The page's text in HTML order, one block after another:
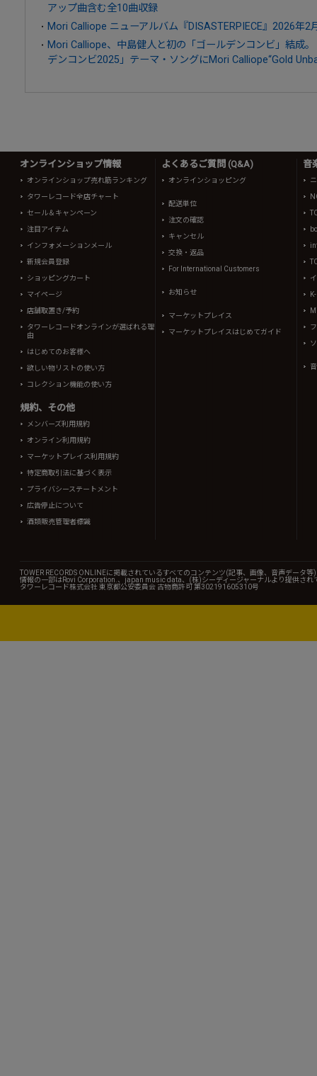
アップ曲含む全10曲収録
Mori Calliope ニューアルバム『DISASTERPIECE』2026年2
Mori Calliope、中島健人と初の「ゴールデンコンビ」結成
デンコンビ2025」テーマ・ソングにMori Calliope“Gold
オンラインショップ情報
オンラインショップ売れ筋ランキング
タワーレコード全店チャート
セール＆キャンペーン
注目アイテム
インフォメーションメール
新規会員登録
ショッピングカート
マイページ
店舗取置き/予約
タワーレコードオンラインが選ばれる理
由
はじめてのお客様へ
欲しい物リストの使い方
コレクション機能の使い方
規約、その他
メンバーズ利用規約
オンライン利用規約
マーケットプレイス利用規約
特定商取引法に基づく表示
プライバシーステートメント
広告停止について
酒類販売管理者標識
よくあるご質問 (Q&A)
オンラインショッピング
配送単位
注文の確認
キャンセル
交換・返品
For International Customers
お知らせ
マーケットプレイス
マーケットプレイスはじめてガイド
音
TOWER RECORDS ONLINEに掲載されているすべてのコンテンツ(記事、画像、音声データ
情報の一部はRovi Corporation.、japan music data、(株)シーディージャーナルより提供され
タワーレコード株式会社 東京都公安委員会 古物商許可 第302191605310号